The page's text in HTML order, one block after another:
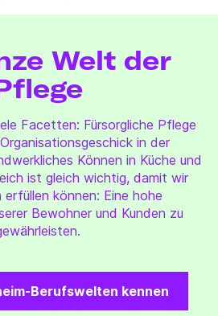
Welt der
Facetten: Fürsorgliche Pflege
in der
Können in Küche und
ist gleich wichtig, damit wir
erfüllen können: Eine hohe
Bewohner und Kunden zu
Berufswelten kennen